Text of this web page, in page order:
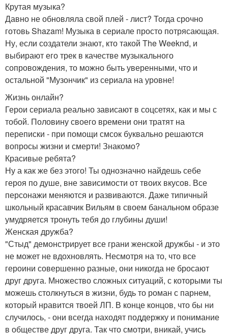
Крутая музыка?
Давно не обновляла свой плей - лист? Тогда срочно
готовь Shazam! Музыка в сериале просто потрясающая.
Ну, если создатели знают, кто такой The Weeknd, и
выбирают его трек в качестве музыкального
сопровождения, то можно быть уверенными, что и
остальной "Музончик" из сериала на уровне!
Жизнь онлайн?
Герои сериала реально зависают в соцсетях, как и мы с
тобой. Половину своего времени они тратят на
переписки - при помощи смсок буквально решаются
вопросы жизни и смерти! Знакомо?
Красивые ребята?
Ну а как же без этого! Ты однозначно найдешь себе
героя по душе, вне зависимости от твоих вкусов. Все
персонажи меняются и развиваются. Даже типичный
школьный красавчик Вильям в своем банальном образе
умудряется тронуть тебя до глубины души!
Женская дружба?
"Стыд" демонстрирует все грани женской дружбы - и это
не может не вдохновлять. Несмотря на то, что все
героини совершенно разные, они никогда не бросают
друг друга. Множество сложных ситуаций, с которыми ты
можешь столкнуться в жизни, будь то роман с парнем,
который нравится твоей ЛП. В конце концов, что бы ни
случилось, - они всегда находят поддержку и понимание
в обществе друг друга. Так что смотри, вникай, учись